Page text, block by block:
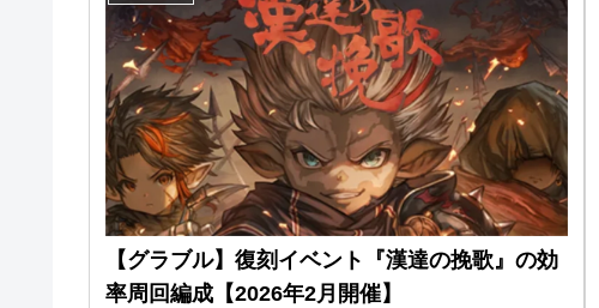
【グラブル】復刻イベント『漢達の挽歌』の効
率周回編成【2026年2月開催】